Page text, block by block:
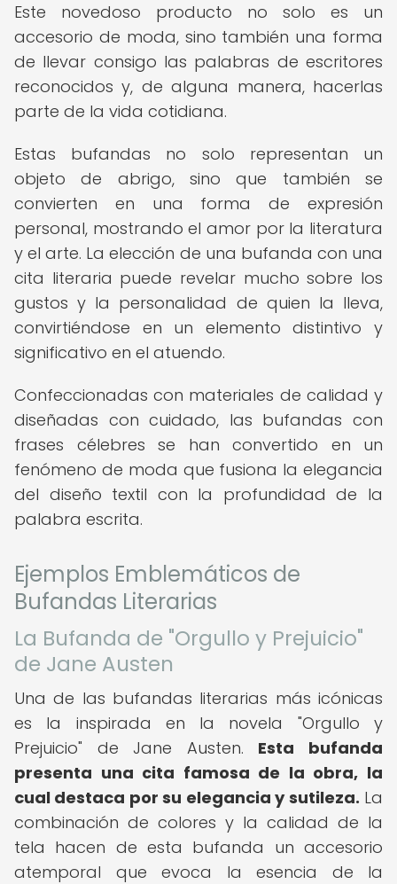
Este novedoso producto no solo es un
accesorio de moda, sino también una forma
de llevar consigo las palabras de escritores
reconocidos y, de alguna manera, hacerlas
parte de la vida cotidiana.
Estas bufandas no solo representan un
objeto de abrigo, sino que también se
convierten en una forma de expresión
personal, mostrando el amor por la literatura
y el arte. La elección de una bufanda con una
cita literaria puede revelar mucho sobre los
gustos y la personalidad de quien la lleva,
convirtiéndose en un elemento distintivo y
significativo en el atuendo.
Confeccionadas con materiales de calidad y
diseñadas con cuidado, las bufandas con
frases célebres se han convertido en un
fenómeno de moda que fusiona la elegancia
del diseño textil con la profundidad de la
palabra escrita.
Ejemplos Emblemáticos de
Bufandas Literarias
La Bufanda de "Orgullo y Prejuicio"
de Jane Austen
Una de las bufandas literarias más icónicas
es la inspirada en la novela "Orgullo y
Prejuicio" de Jane Austen. Esta bufanda
presenta una cita famosa de la obra, la
cual destaca por su elegancia y sutileza. La
combinación de colores y la calidad de la
tela hacen de esta bufanda un accesorio
atemporal que evoca la esencia de la